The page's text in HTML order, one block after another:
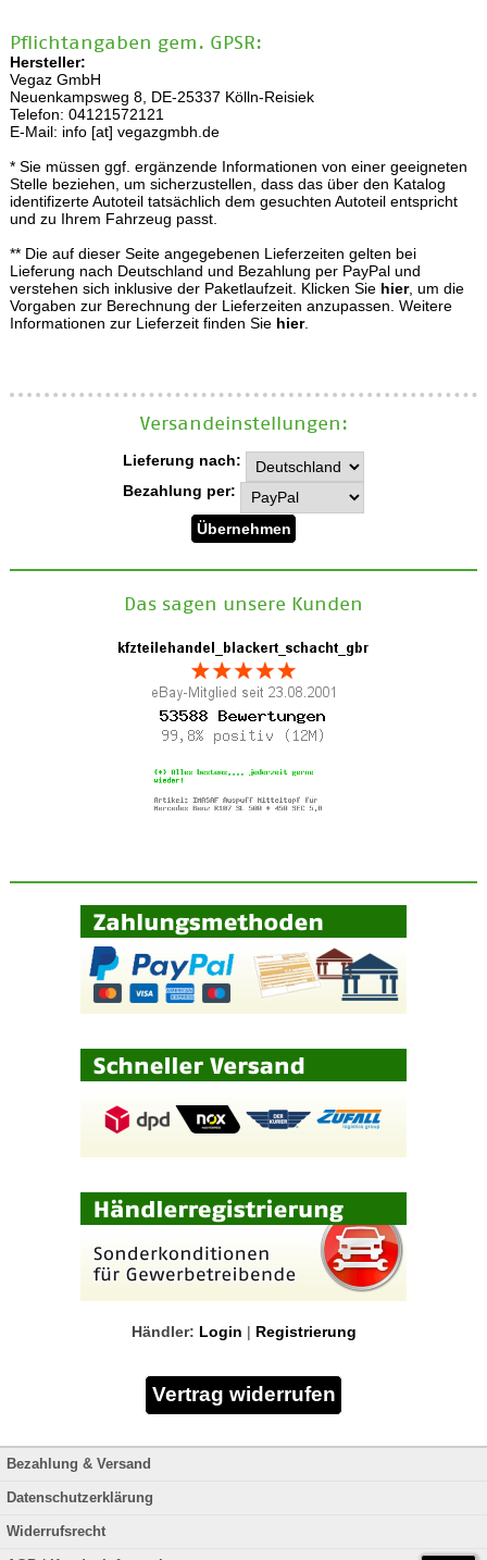
Pflichtangaben gem. GPSR:
Hersteller:
Vegaz GmbH
Neuenkampsweg 8, DE-25337 Kölln-Reisiek
Telefon: 04121572121
E-Mail: info [at] vegazgmbh.de
* Sie müssen ggf. ergänzende Informationen von einer geeigneten
Stelle beziehen, um sicherzustellen, dass das über den Katalog
identifizerte Autoteil tatsächlich dem gesuchten Autoteil entspricht
und zu Ihrem Fahrzeug passt.
** Die auf dieser Seite angegebenen Lieferzeiten gelten bei
Lieferung nach Deutschland und Bezahlung per PayPal und
verstehen sich inklusive der Paketlaufzeit. Klicken Sie hier, um die
Vorgaben zur Berechnung der Lieferzeiten anzupassen. Weitere
Informationen zur Lieferzeit finden Sie hier.
Versand­einstellungen:
Lieferung nach:
Bezahlung per:
Das sagen unsere Kunden
Händler: Login | Registrierung
Bezahlung & Versand
Datenschutzerklärung
Widerrufsrecht